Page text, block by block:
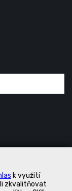
k využití
zkvalitňovat